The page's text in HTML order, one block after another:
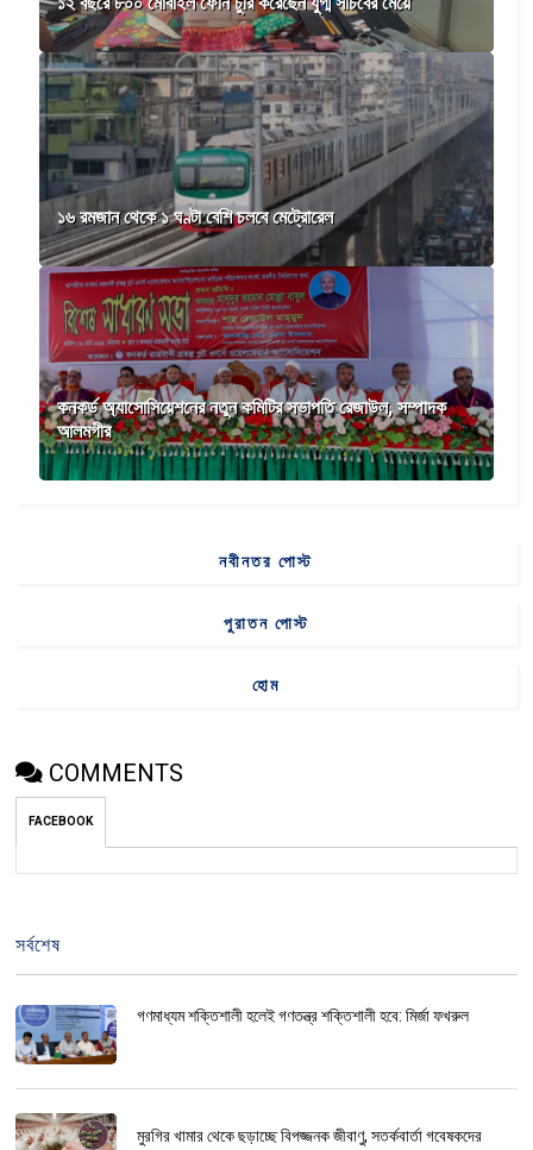
১৬ রমজান থেকে ১ ঘণ্টা বেশি চলবে মেট্রোরেল
কনকর্ড অ্যাসোসিয়েশনের নতুন কমিটির সভাপতি রেজাউল, সম্পাদক
আলমগীর
নবীনতর পোস্ট
পুরাতন পোস্ট
হোম
COMMENTS
FACEBOOK
সর্বশেষ
গণমাধ্যম শক্তিশালী হলেই গণতন্ত্র শক্তিশালী হবে: মির্জা ফখরুল
মুরগির খামার থেকে ছড়াচ্ছে বিপজ্জনক জীবাণু, সতর্কবার্তা গবেষকদের